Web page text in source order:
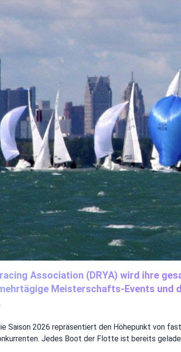
Association (DRYA) wird ihre
Meisterschafts-Events und
Saison 2026 repräsentiert den Höhepunkt von
Jedes Boot der Flotte ist bereits